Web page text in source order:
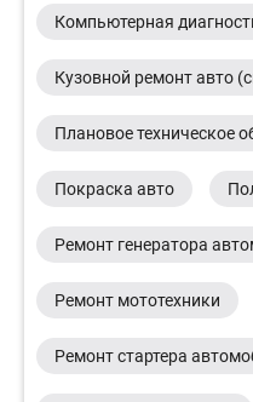
Компьютерная
Кузовной ремонт авто
Плановое техническое
Покраска авто
Ремонт генератора
Ремонт мототехники
Ремонт стартера